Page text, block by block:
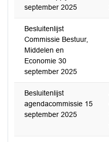
september 2025
Besluitenlijst
Commissie Bestuur,
Middelen en
Economie 30
september 2025
Besluitenlijst
agendacommissie 15
september 2025